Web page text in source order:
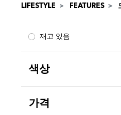
LIFESTYLE FEATURES
재고 있음
색상
가격